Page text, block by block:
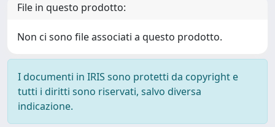
File in questo prodotto:
Non ci sono file associati a questo prodotto.
I documenti in IRIS sono protetti da copyright e
tutti i diritti sono riservati, salvo diversa
indicazione.